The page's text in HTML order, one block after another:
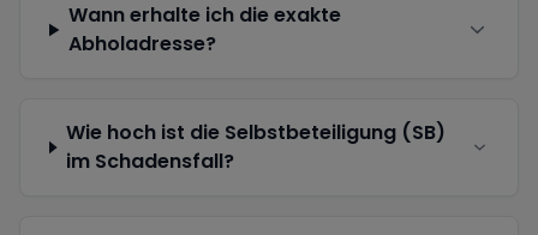
Wann erhalte ich die exakte
Abholadresse?
Wie hoch ist die Selbstbeteiligung (SB)
im Schadensfall?